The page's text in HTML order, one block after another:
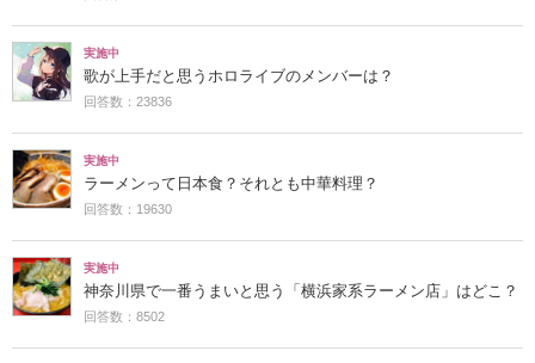
実施中
歌が上手だと思うホロライブのメンバーは？
回答数：23836
実施中
ラーメンって日本食？それとも中華料理？
回答数：19630
実施中
神奈川県で一番うまいと思う「横浜家系ラーメン店」はどこ？
回答数：8502